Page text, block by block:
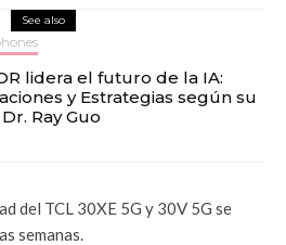
See also
lidera el futuro de la IA:
y Estrategias según su
Ray Guo
del TCL 30XE 5G y 30V 5G se
semanas.